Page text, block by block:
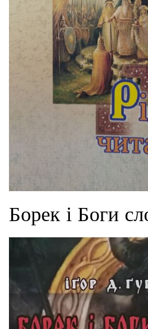
Борек і Боги